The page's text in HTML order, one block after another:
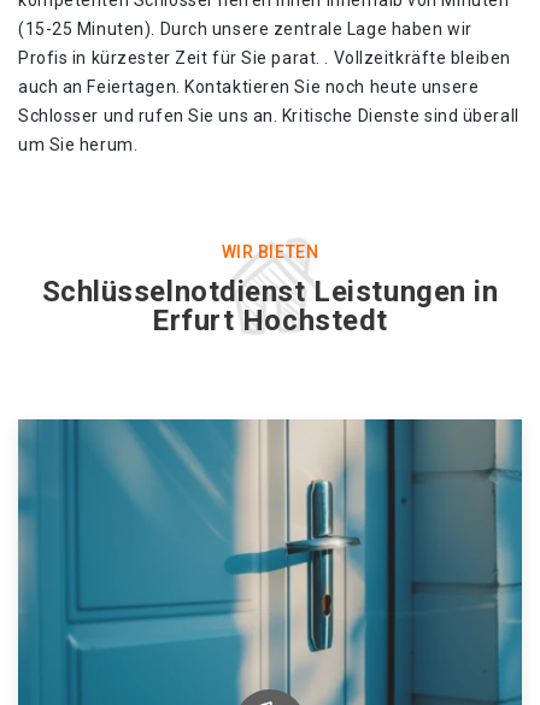
(15-25 Minuten). Durch unsere zentrale Lage haben wir
Profis in kürzester Zeit für Sie parat. . Vollzeitkräfte bleiben
auch an Feiertagen. Kontaktieren Sie noch heute unsere
Schlosser und rufen Sie uns an. Kritische Dienste sind überall
um Sie herum.
WIR BIETEN
Schlüsselnotdienst Leistungen in
Erfurt Hochstedt